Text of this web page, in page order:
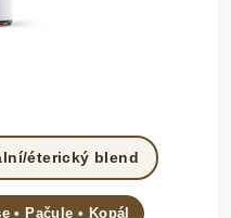
éterický blend
• Pačule • Kopál